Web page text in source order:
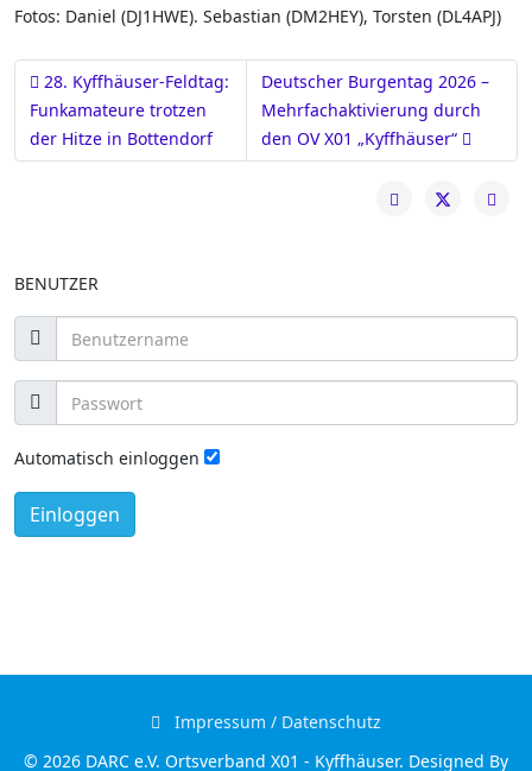
Fotos: Daniel (DJ1HWE). Sebastian (DM2HEY), Torsten (DL4APJ)
Vorheriger Beitrag: 28. Kyffhäuser-Feldtag: Funkamateure
28. Kyffhäuser-Feldtag:
Funkamateure trotzen
der Hitze in Bottendorf
Nächster Beitrag: Deutscher
Deutscher Burgentag 2026 –
Mehrfachaktivierung durch
den OV X01 „Kyffhäuser“
BENUTZER
Automatisch einloggen
Einloggen
Impressum / Datenschutz
© 2026 DARC e.V. Ortsverband X01 - Kyffhäuser. Designed By